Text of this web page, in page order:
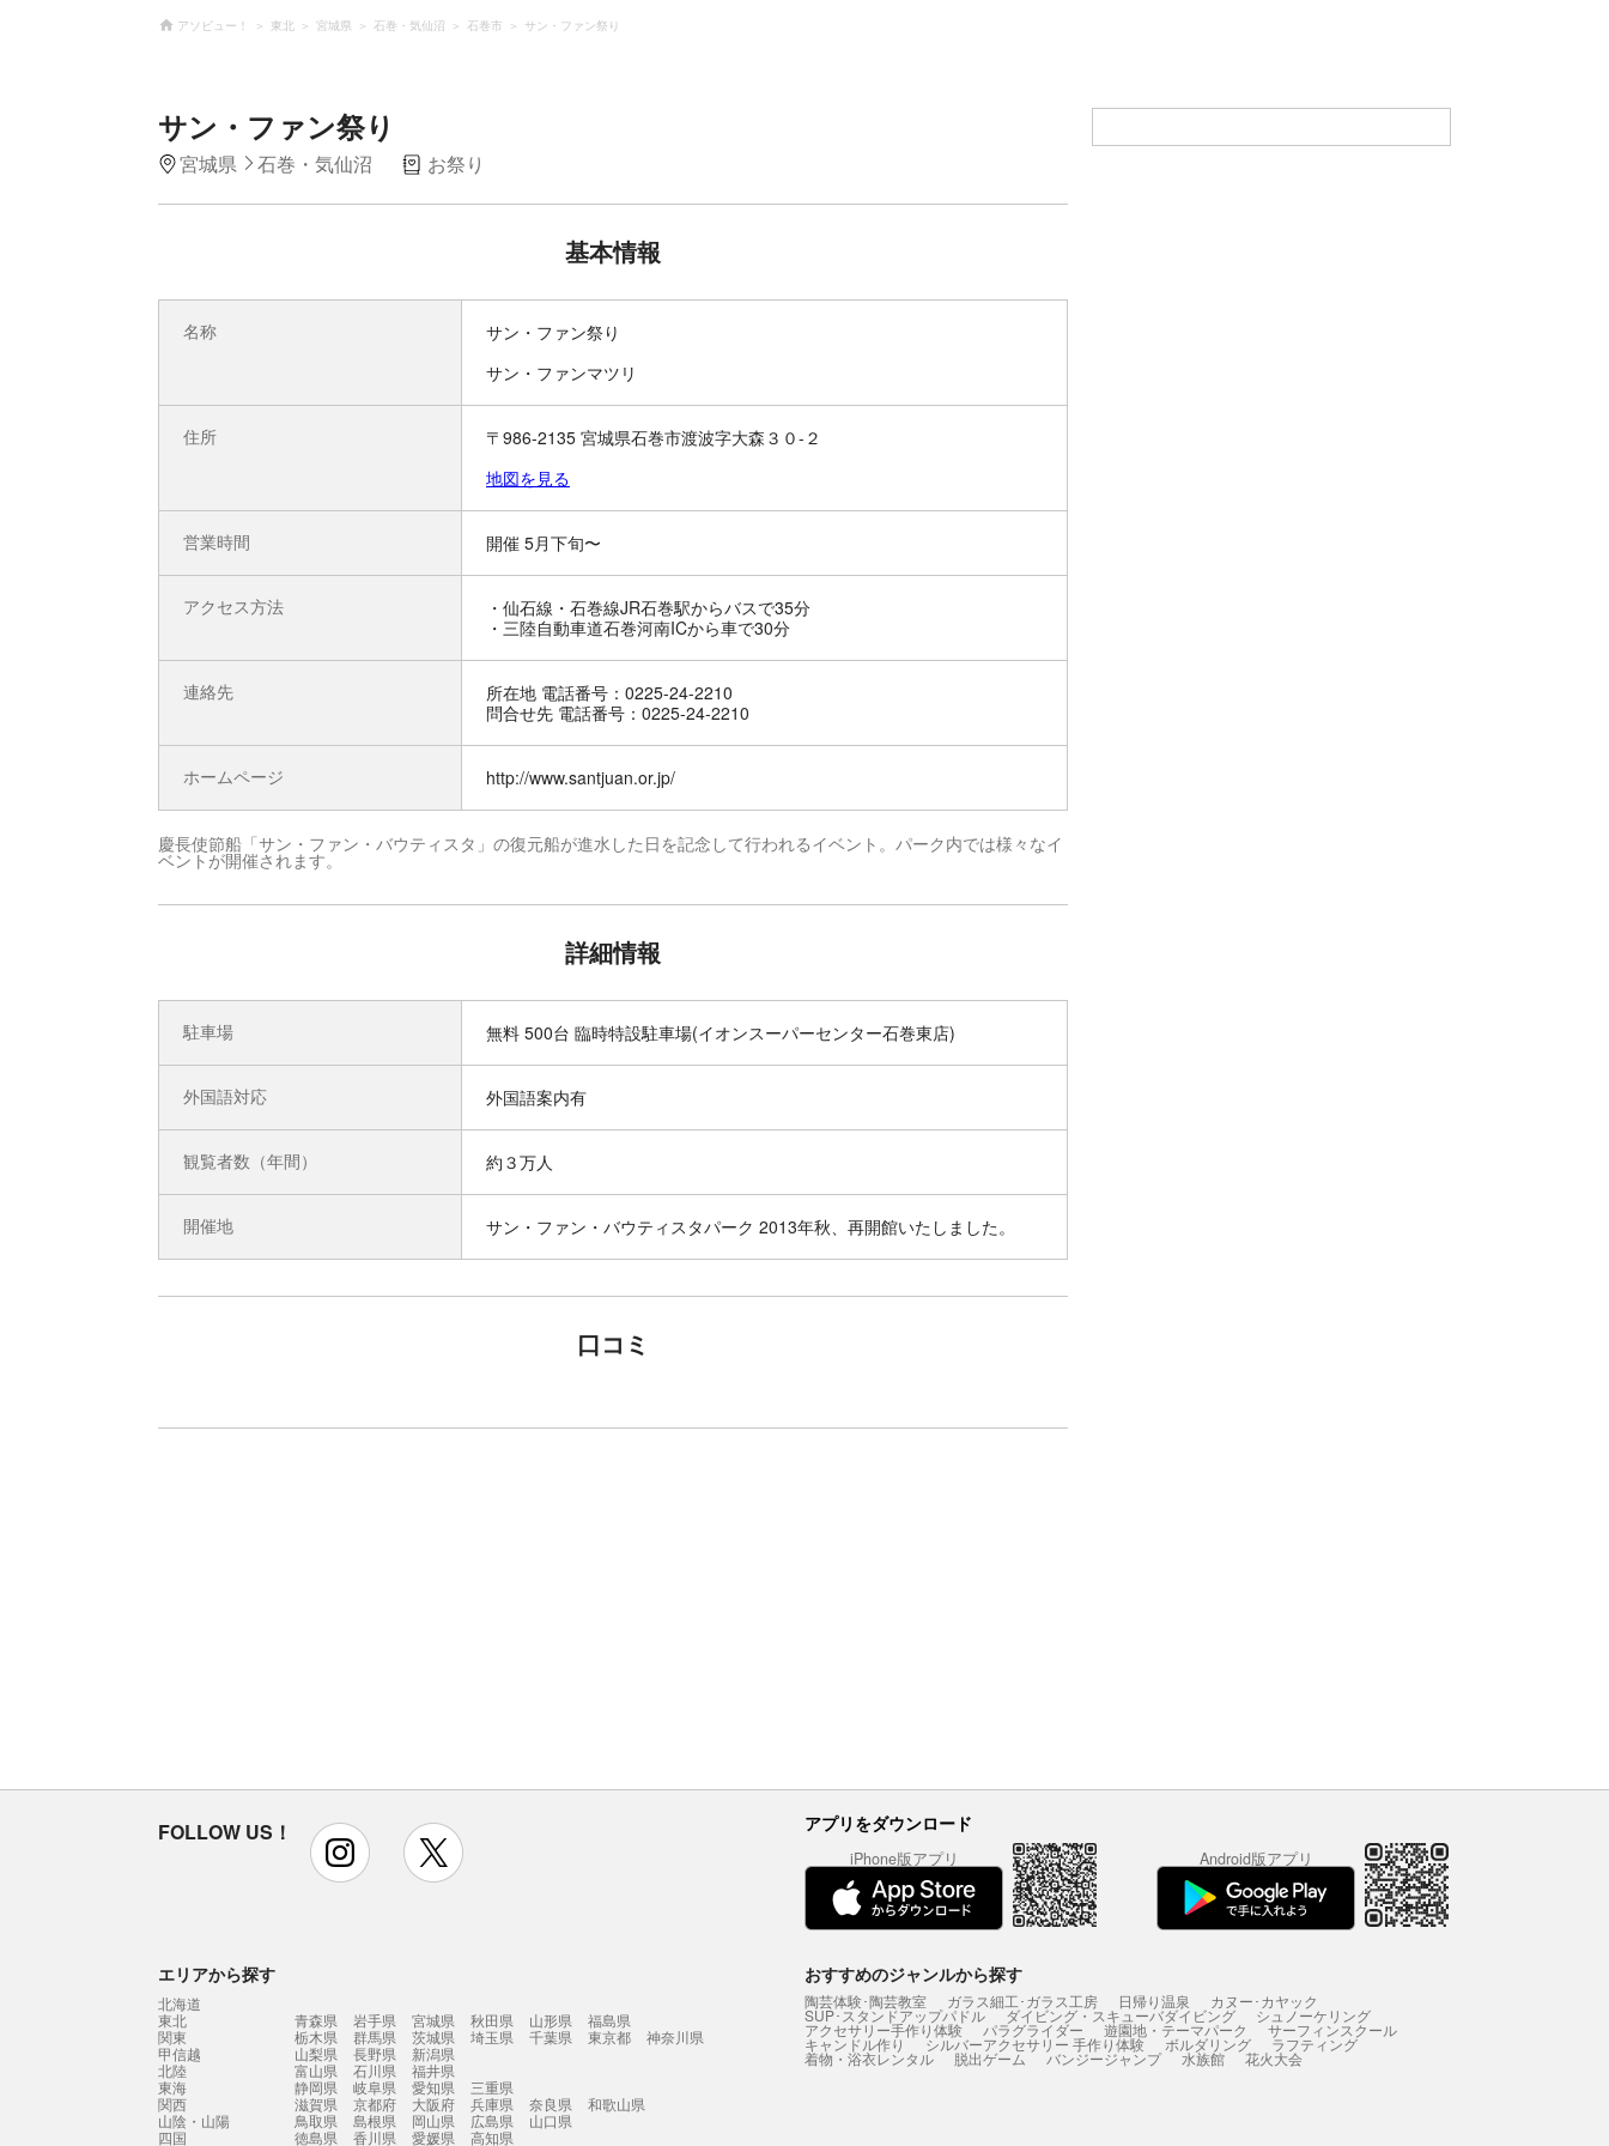
アソビュー！ 東北 宮城県 石巻・気仙沼 石巻市 サン・ファン祭り
サン・ファン祭り
宮城県 石巻・気仙沼 お祭り
基本情報
名称
サン・ファン祭り
サン・ファンマツリ
住所
〒986-2135 宮城県石巻市渡波字大森３０-２
地図を見る
営業時間 開催 5月下旬〜
アクセス方法
・仙石線・石巻線JR石巻駅からバスで35分
・三陸自動車道石巻河南ICから車で30分
連絡先
所在地 電話番号：0225-24-2210
問合せ先 電話番号：0225-24-2210
ホームページ http://www.santjuan.or.jp/
慶長使節船「サン・ファン・バウティスタ」の復元船が進水した日を記念して行われるイベント。パーク内では様々なイ
ベントが開催されます。
詳細情報
駐車場 無料 500台 臨時特設駐車場(イオンスーパーセンター石巻東店)
外国語対応 外国語案内有
観覧者数（年間） 約３万人
開催地 サン・ファン・バウティスタパーク 2013年秋、再開館いたしました。
口コミ
FOLLOW US！ instagram アプリをダウンロード
iPhone版アプリ Android版アプリ
エリアから探す
北海道
東北
青森県 岩手県 宮城県 秋田県 山形県
福島県
関東
栃木県 群馬県 茨城県 埼玉県 千葉県 東京都
神奈川県
甲信越
山梨県 長野県
新潟県
北陸
富山県 石川県
福井県
東海
静岡県 岐阜県 愛知県
三重県
関西
滋賀県 京都府 大阪府 兵庫県 奈良県
和歌山県
山陰・山陽
鳥取県 島根県 岡山県 広島県
山口県
四国
徳島県 香川県 愛媛県
高知県
おすすめのジャンルから探す
陶芸体験･陶芸教室 ガラス細工･ガラス工房 日帰り温泉 カヌー･カヤック
SUP･スタンドアップパドル ダイビング・スキューバダイビング シュノーケリング
アクセサリー手作り体験 パラグライダー 遊園地・テーマパーク サーフィンスクール
キャンドル作り シルバーアクセサリー 手作り体験 ボルダリング ラフティング
着物・浴衣レンタル 脱出ゲーム バンジージャンプ 水族館 花火大会